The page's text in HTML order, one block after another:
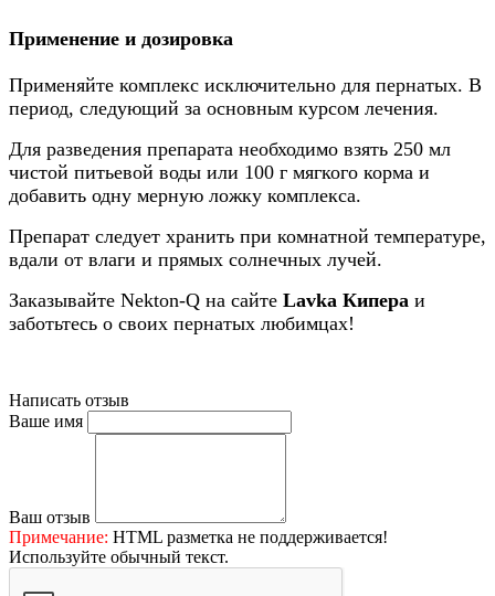
Применение и дозировка
Применяйте комплекс исключительно для пернатых. В
период, следующий за основным курсом лечения.
Для разведения препарата необходимо взять 250 мл
чистой питьевой воды или 100 г мягкого корма и
добавить одну мерную ложку комплекса.
Препарат следует хранить при комнатной температуре,
вдали от влаги и прямых солнечных лучей.
Заказывайте Nekton-Q на сайте Lavka Кипера и
заботьтесь о своих пернатых любимцах!
Написать отзыв
Ваше имя
Ваш отзыв
Примечание: HTML разметка не поддерживается!
Используйте обычный текст.